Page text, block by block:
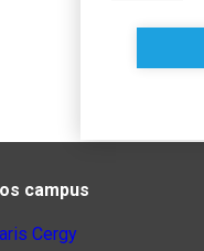
campus
Cergy